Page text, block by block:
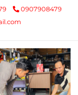
0907908479